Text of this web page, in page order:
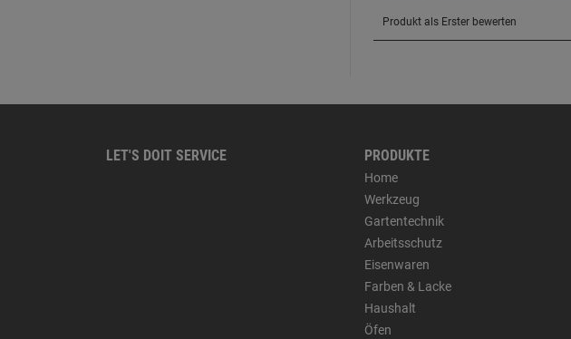
LET'S DOIT SERVICE PRODUKTE
Home
Werkzeug
Gartentechnik
Arbeitsschutz
Eisenwaren
Farben & Lacke
Haushalt
Öfen